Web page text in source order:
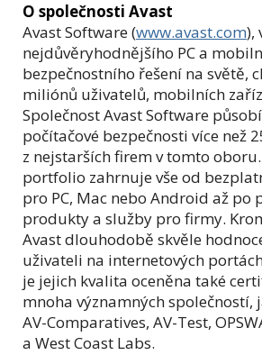
O společnosti Avast
Avast Software (www.avast.com),
nejdůvěryhodnějšího PC a
bezpečnostního řešení na světě,
miliónů uživatelů, mobilních
Společnost Avast Software
počítačové bezpečnosti více než
z nejstarších firem v tomto
portfolio zahrnuje vše od
pro PC, Mac nebo Android až po
produkty a služby pro firmy.
Avast dlouhodobě skvěle
uživateli na internetových
je jejich kvalita oceněna také
mnoha významných společností,
AV-Comparatives, AV-Test,
a West Coast Labs.